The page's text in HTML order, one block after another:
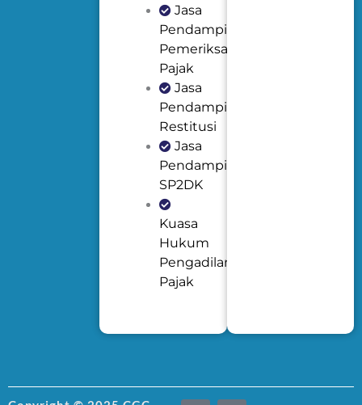
Jasa
Pendampingan
Pemeriksaan
Pajak
Jasa
Pendampingan
Restitusi
Jasa
Pendampingan
SP2DK
Kuasa
Hukum
Pengadilan
Pajak